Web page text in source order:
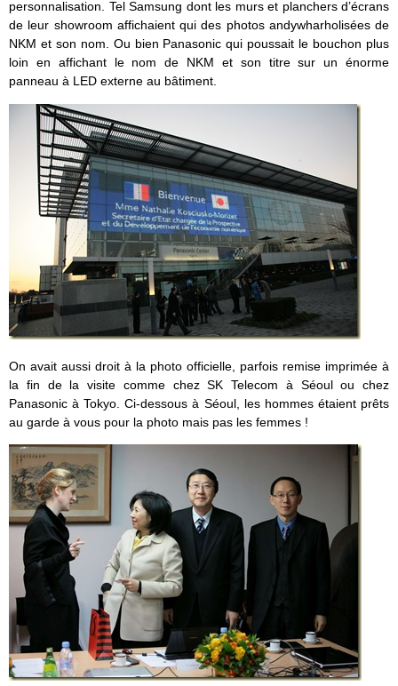
personnalisation. Tel Samsung dont les murs et planchers d’écrans
de leur showroom affichaient qui des photos andywharholisées de
NKM et son nom. Ou bien Panasonic qui poussait le bouchon plus
loin en affichant le nom de NKM et son titre sur un énorme
panneau à LED externe au bâtiment.
On avait aussi droit à la photo officielle, parfois remise imprimée à
la fin de la visite comme chez SK Telecom à Séoul ou chez
Panasonic à Tokyo. Ci-dessous à Séoul, les hommes étaient prêts
au garde à vous pour la photo mais pas les femmes !